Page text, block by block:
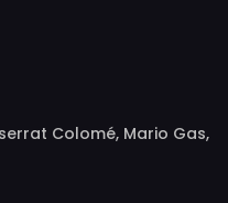
Colomé, Mario Gas,
Oscar Jarque, Maria
Ferran Perales,